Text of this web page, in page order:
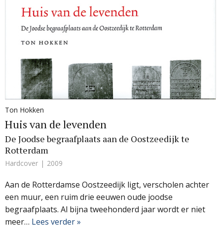
Ton Hokken
Huis van de levenden
De Joodse begraafplaats aan de Oostzeedijk te
Rotterdam
Hardcover 2009
Aan de Rotterdamse Oostzeedijk ligt, verscholen achter
een muur, een ruim drie eeuwen oude joodse
begraafplaats. Al bijna tweehonderd jaar wordt er niet
meer… Lees verder »